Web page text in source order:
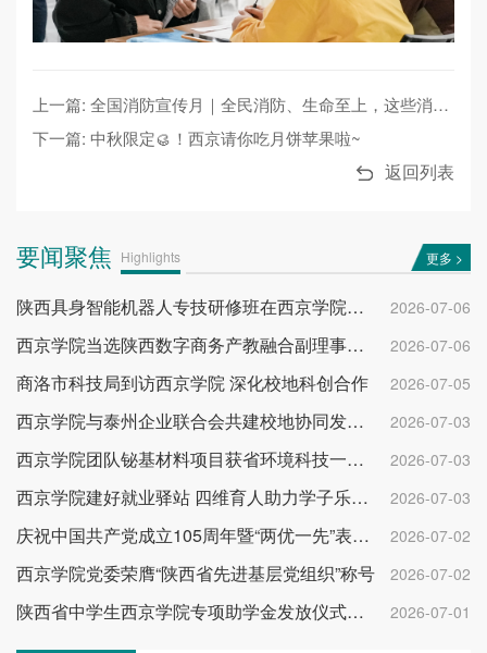
上一篇: 全国消防宣传月｜全民消防、生命至上，这些消防安全知识要记牢！
下一篇: 中秋限定🥮！西京请你吃月饼苹果啦~
返回列表
要闻聚焦 Highlights 更多 >
陕西具身智能机器人专技研修班在西京学院开班 2026-07-06
西京学院当选陕西数字商务产教融合副理事长单位 2026-07-06
商洛市科技局到访西京学院 深化校地科创合作 2026-07-05
西京学院与泰州企业联合会共建校地协同发展平台 2026-07-03
西京学院团队铋基材料项目获省环境科技一等奖 2026-07-03
西京学院建好就业驿站 四维育人助力学子乐业成才 2026-07-03
庆祝中国共产党成立105周年暨“两优一先”表彰大会举行 2026-07-02
西京学院党委荣膺“陕西省先进基层党组织”称号 2026-07-02
陕西省中学生西京学院专项助学金发放仪式举行 2026-07-01